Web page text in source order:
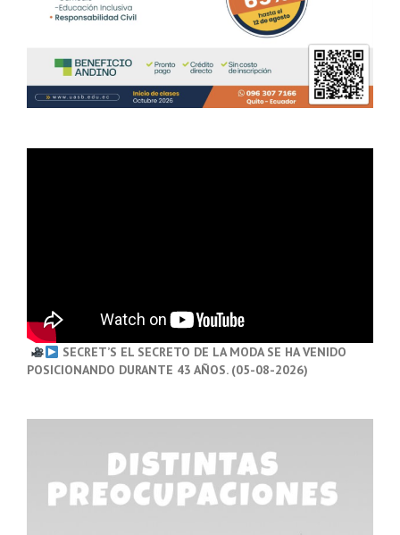
SECRET’S EL SECRETO DE LA MODA SE HA VENIDO
POSICIONANDO DURANTE 43 AÑOS. (05-08-2026)